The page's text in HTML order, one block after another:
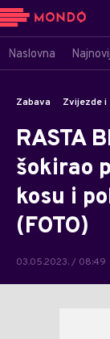
Naslovna
Zabava Zvijezde
RASTA
šokirao
kosu i
(FOTO)
03.05.2023. / 08:49